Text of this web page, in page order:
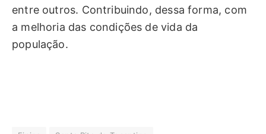
entre outros. Contribuindo, dessa forma, com
a melhoria das condições de vida da
população.